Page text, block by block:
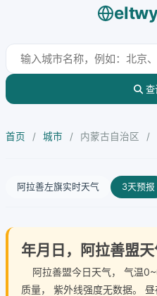
查
首页 / 城市 / 内蒙古自治区 /
阿拉善左旗实时天气 3天预报
年月日，阿拉善盟天
阿拉善盟今日天气， 气温
质量， 紫外线强度无数据。